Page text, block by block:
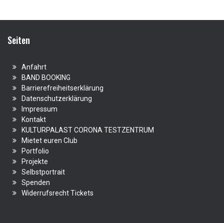
Seiten
Anfahrt
BAND BOOKING
Barrierefreiheitserklärung
Datenschutzerklärung
Impressum
Kontakt
KULTURPALAST CORONA TESTZENTRUM
Mietet euren Club
Portfolio
Projekte
Selbstportrait
Spenden
Widerrufsrecht Tickets